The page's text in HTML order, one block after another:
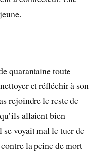
quarantaine toute
et réfléchir à son
rejoindre le reste de
allaient bien
voyait mal le tuer de
la peine de mort